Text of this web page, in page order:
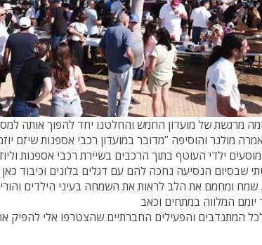
מרגשת של מועדון החמש והחלטנו יחד להפוך אותה
מולנר והוסיפה "מדובר במועדון רכבי אספנות שיזם
ילדי העוטף בתוך הרכבים בשיירת רכבי אספנות
שבסיום הנסיעה נחכה להם עם דגלים בלונים וכיבוד
שמח ומחמם את הלב לראות את השמחה בעיני הילדים
המלווה במתחים וכאב
המתנדבים והפעילים החברתיים שהצטרפו אלי להפיק